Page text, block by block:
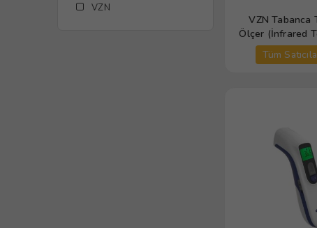
VZN
VZN Tabanca
Ölçer (İnfrared
F103)
Tüm